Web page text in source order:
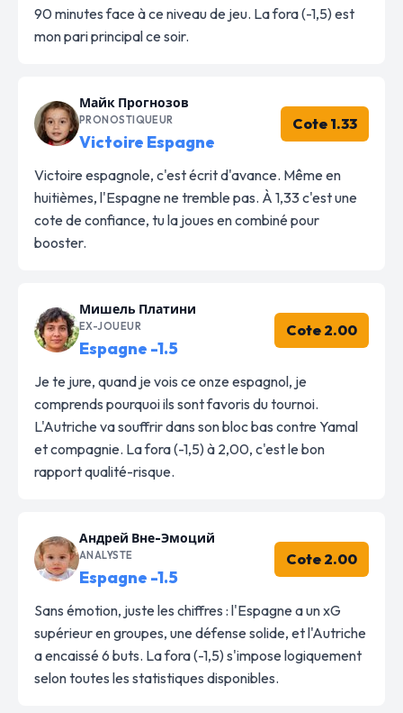
90 minutes face à ce niveau de jeu. La fora (-1,5) est
mon pari principal ce soir.
Майк Прогнозов
PRONOSTIQUEUR
Victoire Espagne
Cote 1.33
Victoire espagnole, c'est écrit d'avance. Même en
huitièmes, l'Espagne ne tremble pas. À 1,33 c'est une
cote de confiance, tu la joues en combiné pour
booster.
Мишель Платини
EX-JOUEUR
Espagne -1.5
Cote 2.00
Je te jure, quand je vois ce onze espagnol, je
comprends pourquoi ils sont favoris du tournoi.
L'Autriche va souffrir dans son bloc bas contre Yamal
et compagnie. La fora (-1,5) à 2,00, c'est le bon
rapport qualité-risque.
Андрей Вне-Эмоций
ANALYSTE
Espagne -1.5
Cote 2.00
Sans émotion, juste les chiffres : l'Espagne a un xG
supérieur en groupes, une défense solide, et l'Autriche
a encaissé 6 buts. La fora (-1,5) s'impose logiquement
selon toutes les statistiques disponibles.